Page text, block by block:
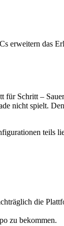
erweitern das
für Schritt –
nicht spielt.
teils
die
zu bekommen.